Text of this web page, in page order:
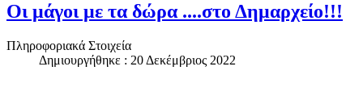
Οι μάγοι με τα δώρα ....στο Δημαρχείο!!!
Πληροφοριακά Στοιχεία
Δημιουργήθηκε : 20 Δεκέμβριος 2022